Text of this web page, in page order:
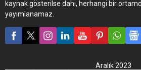
kaynak gösterilse dahi, herhangi bir
yayımlanamaz.
Aralık 2023